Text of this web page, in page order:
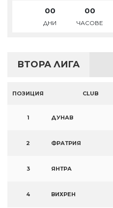
00
ДНИ
00
ЧАСОВЕ
ВТОРА ЛИГА
ПОЗИЦИЯ CLUB
1 ДУНАВ
2 ФРАТРИЯ
3 ЯНТРА
4 ВИХРЕН